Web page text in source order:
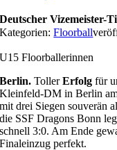
Deutscher Vizemeister-
Kategorien:Floorball
U15 Floorballerinnen
Berlin. TollerErfolg für
Kleinfeld-DM in Berlin
mit drei Siegen souverän
die SSF Dragons Bonn
schnell 3:0. Am Ende
Finaleinzug perfekt.